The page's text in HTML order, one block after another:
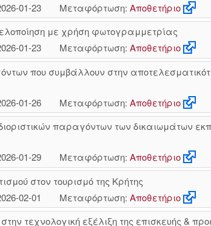
01-23
Μεταφόρτωση: Αποθετήριο
με χρήση φωτογραμμετρίας
01-23
Μεταφόρτωση: Αποθετήριο
που συμβάλλουν στην
01-26
Μεταφόρτωση: Αποθετήριο
παραγόντων των δικαιωμάτων
01-29
Μεταφόρτωση: Αποθετήριο
στον τουρισμό της Κρήτης
02-01
Μεταφόρτωση: Αποθετήριο
τεχνολογική εξέλιξη της επισκευής &